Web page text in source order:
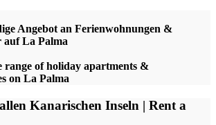
Angebot an Ferienwohnungen &
auf La Palma
range of holiday apartments &
on La Palma
Kanarischen Inseln | Rent a